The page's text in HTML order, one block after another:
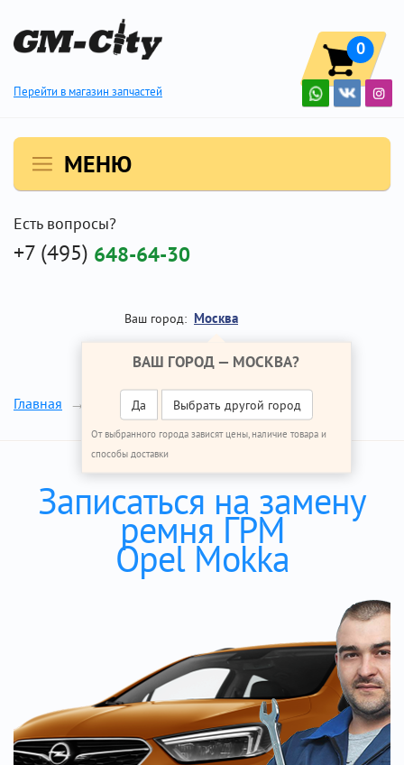
Перейти в магазин запчастей
0
МЕНЮ
Есть вопросы?
+7 (495) 648-64-30
Ваш город: Москва
ВАШ ГОРОД — МОСКВА?
Да Выбрать другой город
От выбранного города зависят цены, наличие товара и
способы доставки
Главная Ремонт Опель Мокка Ремень ГРМ
Записаться на замену
ремня ГРМ
Opel Mokka